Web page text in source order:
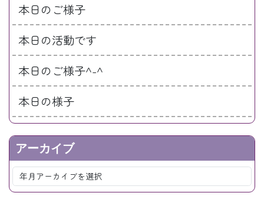
本日のご様子
本日の活動です
本日のご様子^-^
本日の様子
アーカイブ